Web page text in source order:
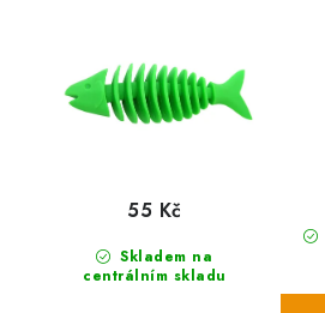
Skladem na
centrálním skladu
55 Kč